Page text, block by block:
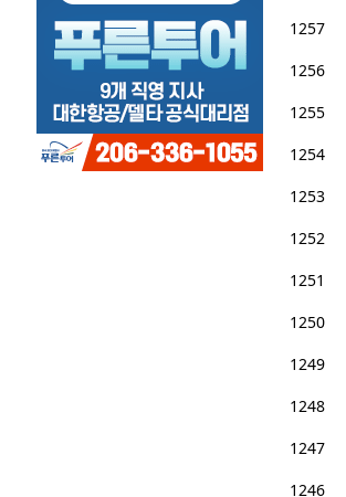
1257
1256
1255
1254
1253
1252
1251
1250
1249
1248
1247
1246